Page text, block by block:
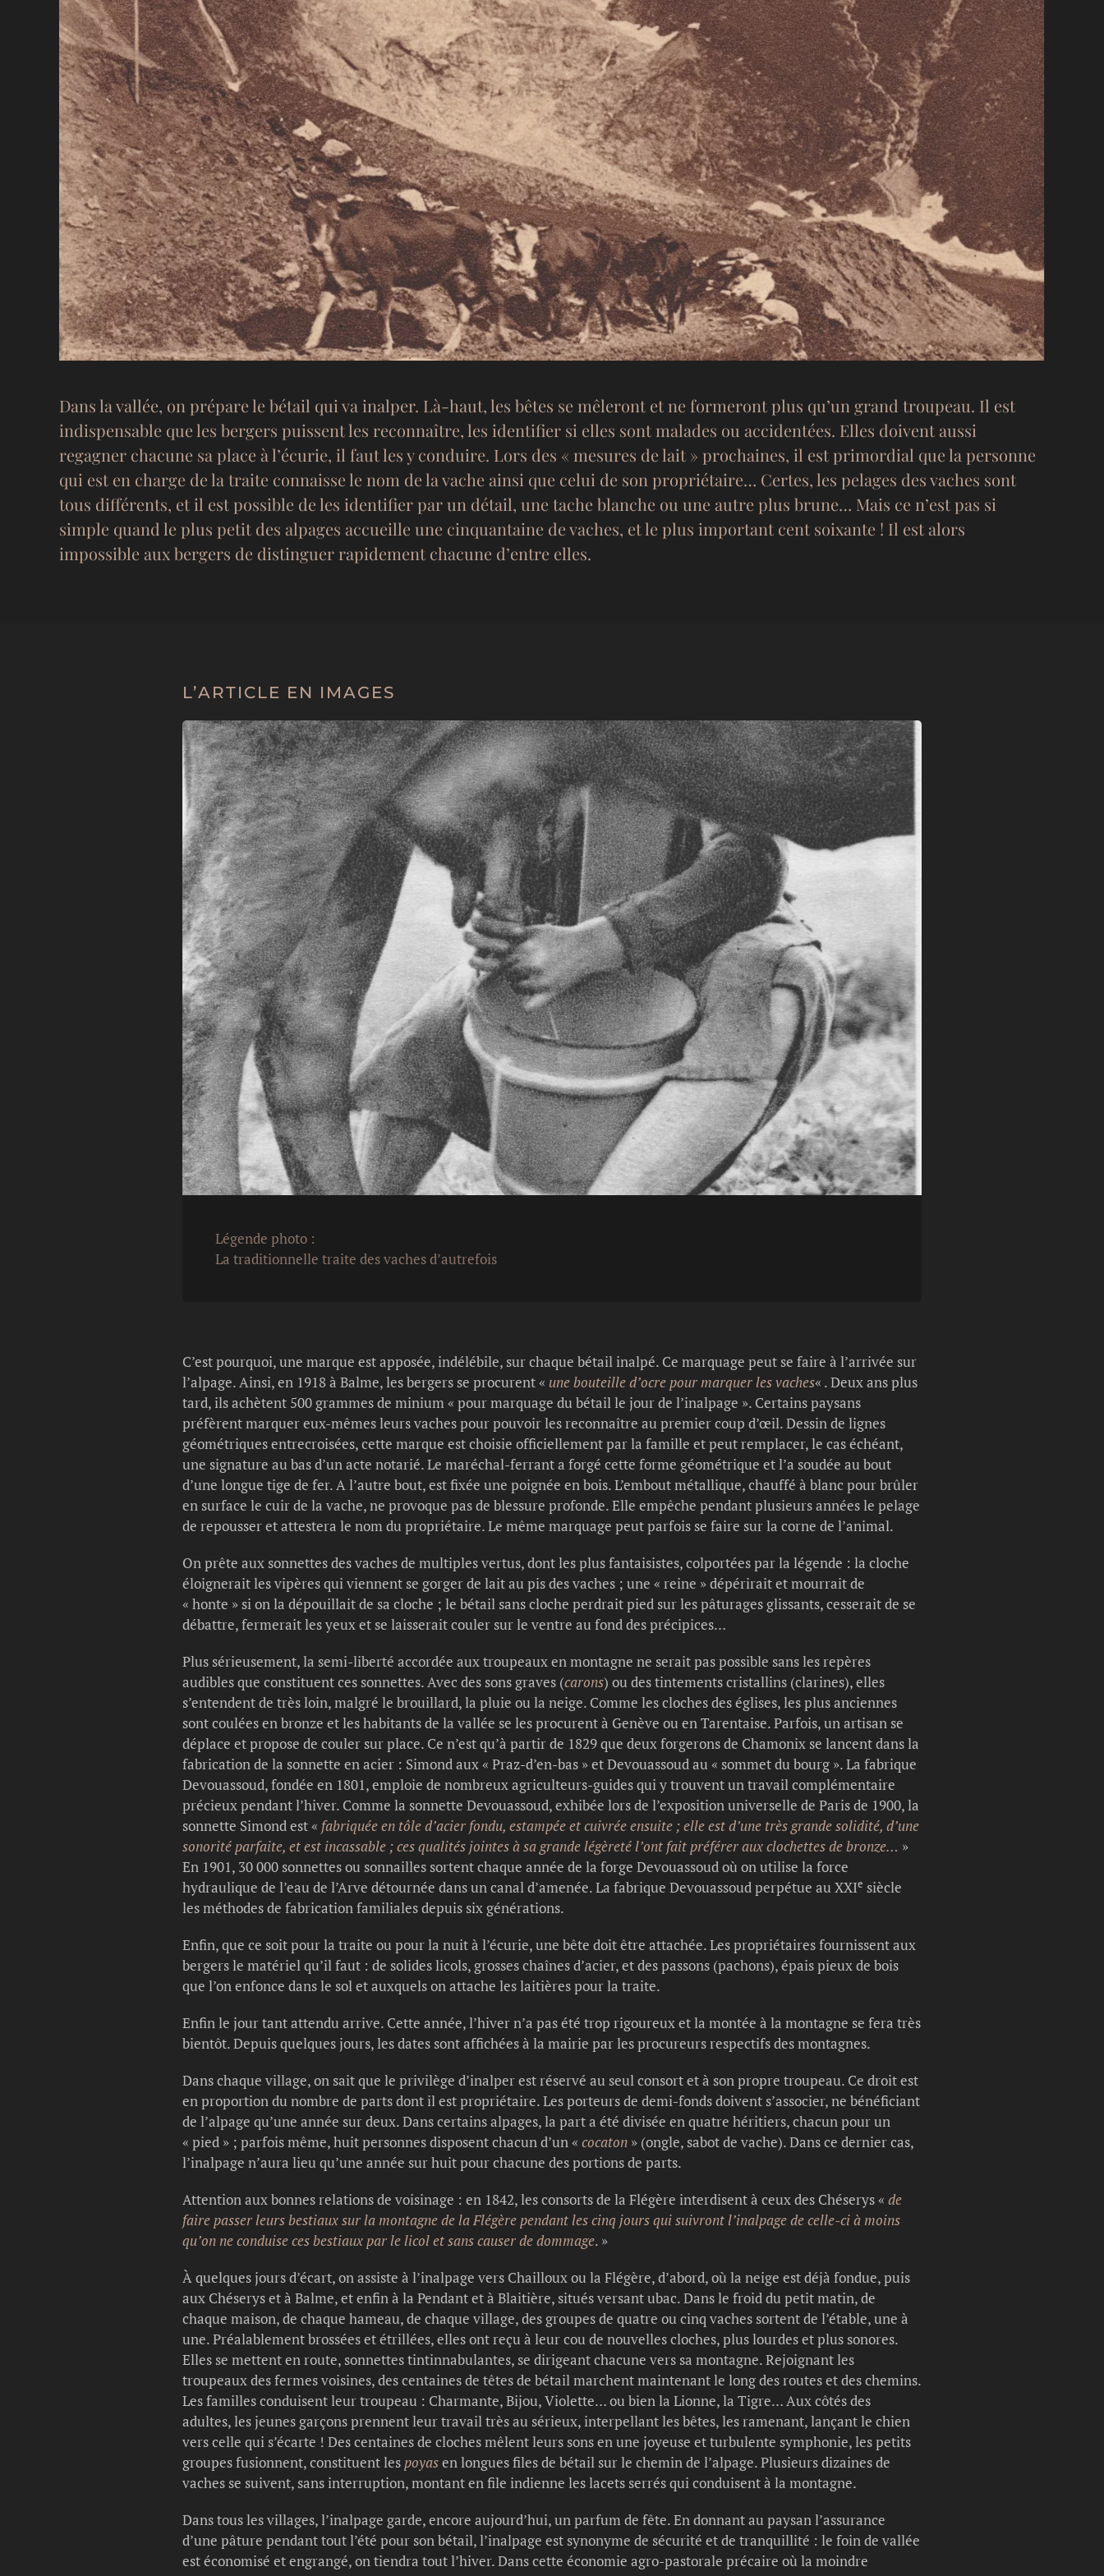
Dans la vallée, on prépare le bétail qui va inalper. Là-haut, les bêtes se mêleront et ne formeront plus qu’un grand troupeau. Il est
indispensable que les bergers puissent les reconnaître, les identifier si elles sont malades ou accidentées. Elles doivent aussi
regagner chacune sa place à l’écurie, il faut les y conduire. Lors des « mesures de lait » prochaines, il est primordial que la personne
qui est en charge de la traite connaisse le nom de la vache ainsi que celui de son propriétaire… Certes, les pelages des vaches sont
tous différents, et il est possible de les identifier par un détail, une tache blanche ou une autre plus brune… Mais ce n’est pas si
simple quand le plus petit des alpages accueille une cinquantaine de vaches, et le plus important cent soixante ! Il est alors
impossible aux bergers de distinguer rapidement chacune d’entre elles.
L’ARTICLE EN IMAGES
Légende photo :
La traditionnelle traite des vaches d’autrefois
C’est pourquoi, une marque est apposée, indélébile, sur chaque bétail inalpé. Ce marquage peut se faire à l’arrivée sur
l’alpage. Ainsi, en 1918 à Balme, les bergers se procurent « une bouteille d’ocre pour marquer les vaches« . Deux ans plus
tard, ils achètent 500 grammes de minium « pour marquage du bétail le jour de l’inalpage ». Certains paysans
préfèrent marquer eux-mêmes leurs vaches pour pouvoir les reconnaître au premier coup d’œil. Dessin de lignes
géométriques entrecroisées, cette marque est choisie officiellement par la famille et peut remplacer, le cas échéant,
une signature au bas d’un acte notarié. Le maréchal-ferrant a forgé cette forme géométrique et l’a soudée au bout
d’une longue tige de fer. A l’autre bout, est fixée une poignée en bois. L’embout métallique, chauffé à blanc pour brûler
en surface le cuir de la vache, ne provoque pas de blessure profonde. Elle empêche pendant plusieurs années le pelage
de repousser et attestera le nom du propriétaire. Le même marquage peut parfois se faire sur la corne de l’animal.
On prête aux sonnettes des vaches de multiples vertus, dont les plus fantaisistes, colportées par la légende : la cloche
éloignerait les vipères qui viennent se gorger de lait au pis des vaches ; une « reine » dépérirait et mourrait de
« honte » si on la dépouillait de sa cloche ; le bétail sans cloche perdrait pied sur les pâturages glissants, cesserait de se
débattre, fermerait les yeux et se laisserait couler sur le ventre au fond des précipices…
Plus sérieusement, la semi-liberté accordée aux troupeaux en montagne ne serait pas possible sans les repères
audibles que constituent ces sonnettes. Avec des sons graves (carons) ou des tintements cristallins (clarines), elles
s’entendent de très loin, malgré le brouillard, la pluie ou la neige. Comme les cloches des églises, les plus anciennes
sont coulées en bronze et les habitants de la vallée se les procurent à Genève ou en Tarentaise. Parfois, un artisan se
déplace et propose de couler sur place. Ce n’est qu’à partir de 1829 que deux forgerons de Chamonix se lancent dans la
fabrication de la sonnette en acier : Simond aux « Praz-d’en-bas » et Devouassoud au « sommet du bourg ». La fabrique
Devouassoud, fondée en 1801, emploie de nombreux agriculteurs-guides qui y trouvent un travail complémentaire
précieux pendant l’hiver. Comme la sonnette Devouassoud, exhibée lors de l’exposition universelle de Paris de 1900, la
sonnette Simond est « fabriquée en tôle d’acier fondu, estampée et cuivrée ensuite ; elle est d’une très grande solidité, d’une
sonorité parfaite, et est incassable ; ces qualités jointes à sa grande légèreté l’ont fait préférer aux clochettes de bronze… »
En 1901, 30 000 sonnettes ou sonnailles sortent chaque année de la forge Devouassoud où on utilise la force
hydraulique de l’eau de l’Arve détournée dans un canal d’amenée. La fabrique Devouassoud perpétue au XXIe siècle
les méthodes de fabrication familiales depuis six générations.
Enfin, que ce soit pour la traite ou pour la nuit à l’écurie, une bête doit être attachée. Les propriétaires fournissent aux
bergers le matériel qu’il faut : de solides licols, grosses chaînes d’acier, et des passons (pachons), épais pieux de bois
que l’on enfonce dans le sol et auxquels on attache les laitières pour la traite.
Enfin le jour tant attendu arrive. Cette année, l’hiver n’a pas été trop rigoureux et la montée à la montagne se fera très
bientôt. Depuis quelques jours, les dates sont affichées à la mairie par les procureurs respectifs des montagnes.
Dans chaque village, on sait que le privilège d’inalper est réservé au seul consort et à son propre troupeau. Ce droit est
en proportion du nombre de parts dont il est propriétaire. Les porteurs de demi-fonds doivent s’associer, ne bénéficiant
de l’alpage qu’une année sur deux. Dans certains alpages, la part a été divisée en quatre héritiers, chacun pour un
« pied » ; parfois même, huit personnes disposent chacun d’un « cocaton » (ongle, sabot de vache). Dans ce dernier cas,
l’inalpage n’aura lieu qu’une année sur huit pour chacune des portions de parts.
Attention aux bonnes relations de voisinage : en 1842, les consorts de la Flégère interdisent à ceux des Chéserys « de
faire passer leurs bestiaux sur la montagne de la Flégère pendant les cinq jours qui suivront l’inalpage de celle-ci à moins
qu’on ne conduise ces bestiaux par le licol et sans causer de dommage. »
À quelques jours d’écart, on assiste à l’inalpage vers Chailloux ou la Flégère, d’abord, où la neige est déjà fondue, puis
aux Chéserys et à Balme, et enfin à la Pendant et à Blaitière, situés versant ubac. Dans le froid du petit matin, de
chaque maison, de chaque hameau, de chaque village, des groupes de quatre ou cinq vaches sortent de l’étable, une à
une. Préalablement brossées et étrillées, elles ont reçu à leur cou de nouvelles cloches, plus lourdes et plus sonores.
Elles se mettent en route, sonnettes tintinnabulantes, se dirigeant chacune vers sa montagne. Rejoignant les
troupeaux des fermes voisines, des centaines de têtes de bétail marchent maintenant le long des routes et des chemins.
Les familles conduisent leur troupeau : Charmante, Bijou, Violette… ou bien la Lionne, la Tigre… Aux côtés des
adultes, les jeunes garçons prennent leur travail très au sérieux, interpellant les bêtes, les ramenant, lançant le chien
vers celle qui s’écarte ! Des centaines de cloches mêlent leurs sons en une joyeuse et turbulente symphonie, les petits
groupes fusionnent, constituent les poyasen longues files de bétail sur le chemin de l’alpage. Plusieurs dizaines de
vaches se suivent, sans interruption, montant en file indienne les lacets serrés qui conduisent à la montagne.
Dans tous les villages, l’inalpage garde, encore aujourd’hui, un parfum de fête. En donnant au paysan l’assurance
d’une pâture pendant tout l’été pour son bétail, l’inalpage est synonyme de sécurité et de tranquillité : le foin de vallée
est économisé et engrangé, on tiendra tout l’hiver. Dans cette économie agro-pastorale précaire où la moindre